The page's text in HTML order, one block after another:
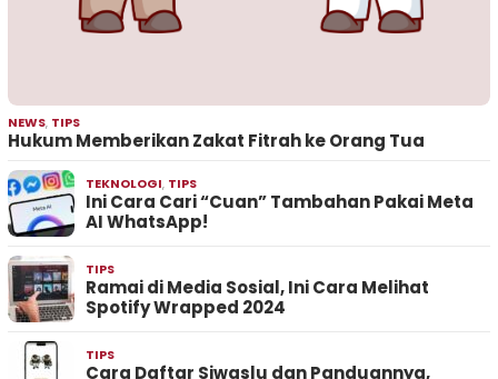
NEWS, TIPS
Hukum Memberikan Zakat Fitrah ke Orang Tua
TEKNOLOGI, TIPS
Ini Cara Cari “Cuan” Tambahan Pakai Meta
AI WhatsApp!
TIPS
Ramai di Media Sosial, Ini Cara Melihat
Spotify Wrapped 2024
TIPS
Cara Daftar Siwaslu dan Panduannya,